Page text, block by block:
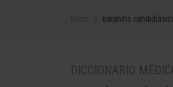
Inicio > balanitis
DICCIONARIO